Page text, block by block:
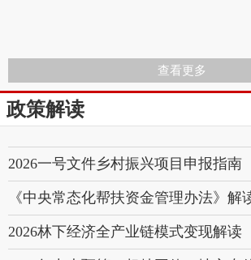
查看更多
政策解读
2026一号文件乡村振兴项目申报指南
《中央常态化帮扶资金管理办法》解
2026林下经济全产业链模式变现解读